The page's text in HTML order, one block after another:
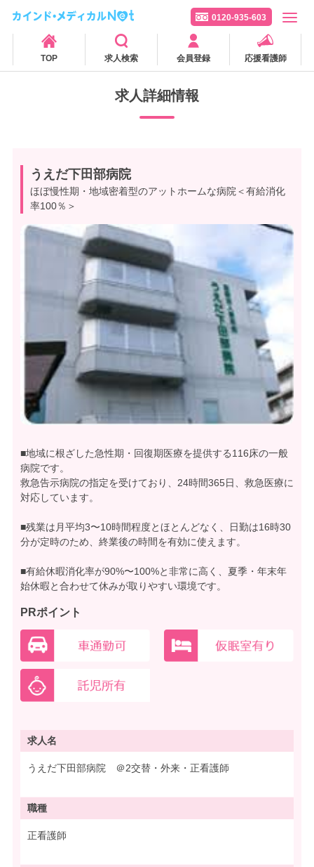
0120-935-603
TOP 求人検索 会員登録 応援看護師
求人詳細情報
うえだ下田部病院
ほぼ慢性期・地域密着型のアットホームな病院＜有給消化
率100％＞
■地域に根ざした急性期・回復期医療を提供する116床の一般
病院です。
救急告示病院の指定を受けており、24時間365日、救急医療に
対応しています。
■残業は月平均3〜10時間程度とほとんどなく、日勤は16時30
分が定時のため、終業後の時間を有効に使えます。
■有給休暇消化率が90%〜100%と非常に高く、夏季・年末年
始休暇と合わせて休みが取りやすい環境です。
PRポイント
求人名
うえだ下田部病院 ＠2交替・外来・正看護師
職種
正看護師